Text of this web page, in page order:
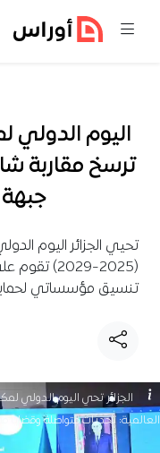
اليوم الدولي
ترسخ مقاربة
جبهة
تحيي الجزائر اليوم
(2025-
تنسيق مؤسساتي
الجزائر تحي اليوم الدولي
العالمية: تحديات متواصلة